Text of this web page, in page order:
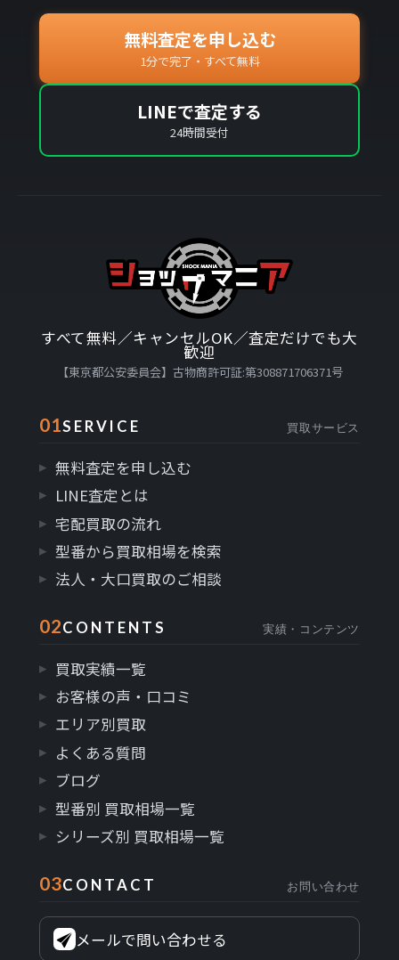
無料査定を申し込む
1分で完了・すべて無料
LINEで査定する
24時間受付
すべて無料／キャンセルOK／査定だけでも大
歓迎
【東京都公安委員会】古物商許可証:第308871706371号
01SERVICE 買取サービス
無料査定を申し込む
LINE査定とは
宅配買取の流れ
型番から買取相場を検索
法人・大口買取のご相談
02CONTENTS 実績・コンテンツ
買取実績一覧
お客様の声・口コミ
エリア別買取
よくある質問
ブログ
型番別 買取相場一覧
シリーズ別 買取相場一覧
03CONTACT お問い合わせ
メールで問い合わせる